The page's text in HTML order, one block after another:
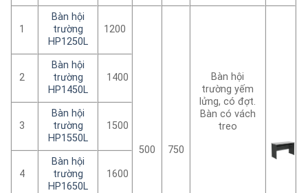
1
Bàn hội
trường
HP1250L
1200
500 750
Bàn hội
trường yếm
lửng, có đợt.
Bàn có vách
treo
2
Bàn hội
trường
HP1450L
1400
3
Bàn hội
trường
HP1550L
1500
4
Bàn hội
trường
HP1650L
1600